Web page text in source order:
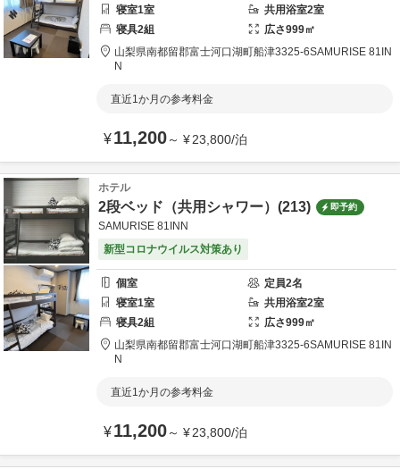
寝室1室 共用浴室2室
寝具2組 広さ999㎡
山梨県南都留郡富士河口湖町船津3325-6SAMURISE 81IN
N
直近1か月の参考料金
¥11,200～ ¥23,800/泊
ホテル
2段ベッド（共用シャワー）(213) 即予約
SAMURISE 81INN
新型コロナウイルス対策あり
個室 定員2名
寝室1室 共用浴室2室
寝具2組 広さ999㎡
山梨県南都留郡富士河口湖町船津3325-6SAMURISE 81IN
N
直近1か月の参考料金
¥11,200～ ¥23,800/泊